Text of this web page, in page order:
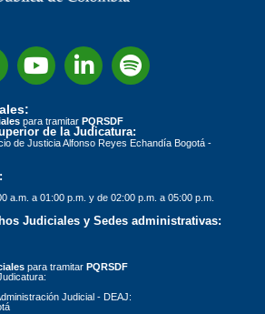
para tramitar PQRSDF
de la Judicatura:
de Justicia Alfonso Reyes Echandía Bogotá -
a.m. a 01:00 p.m. y de 02:00 p.m. a 05:00 p.m.
Judiciales y Sedes administrativas:
para tramitar PQRSDF
Judicial - DEAJ: